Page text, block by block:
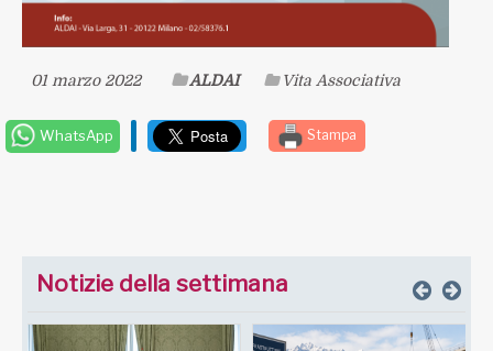
01 marzo 2022 ALDAI Vita Associativa
WhatsApp Stampa
Notizie della settimana